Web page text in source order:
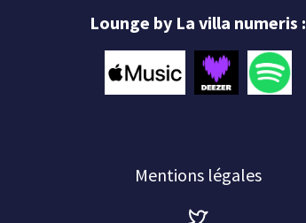
Lounge by La villa numeris :
Mentions légales